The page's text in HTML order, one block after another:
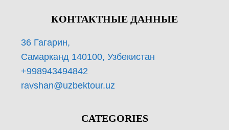
КОНТАКТНЫЕ ДАННЫЕ
36 Гагарин,
Самарканд 140100, Узбекистан
+998943494842
ravshan@uzbektour.uz
CATEGORIES